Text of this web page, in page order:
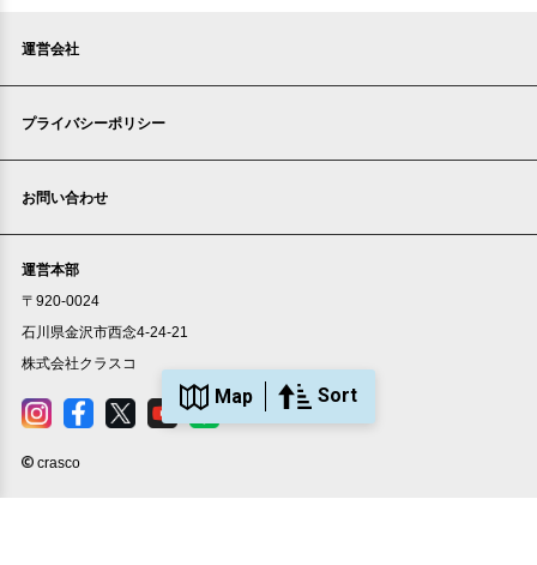
Map Sort
家賃1ヶ月無料 敷金・礼金ゼロ 360°案内
部屋号数 201号室
間取り 1K・専有面積 27.92㎡
敷金 - ・礼金 -
保証人不要・代行 インターネット無料
運営会社
プライバシーポリシー
お問い合わせ
運営本部
〒920-0024
石川県金沢市西念4-24-21
株式会社クラスコ
crasco